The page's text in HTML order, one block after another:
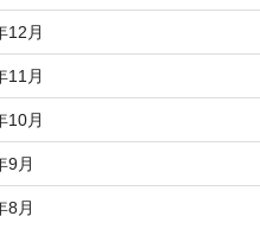
12月
11月
10月
9月
8月